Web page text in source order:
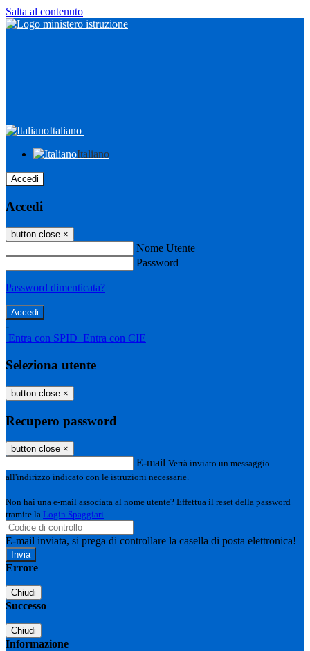
Salta al contenuto
Italiano
Italiano
Accedi
Accedi
button close ×
Nome Utente
Password
Password dimenticata?
-
Entra con SPID Entra con CIE
Seleziona utente
button close ×
Recupero password
button close ×
E-mail Verrà inviato un messaggio
all'indirizzo indicato con le istruzioni necessarie.
Non hai una e-mail associata al nome utente? Effettua il reset della password
tramite la Login Spaggiari
E-mail inviata, si prega di controllare la casella di posta elettronica!
Errore
Chiudi
Successo
Chiudi
Informazione